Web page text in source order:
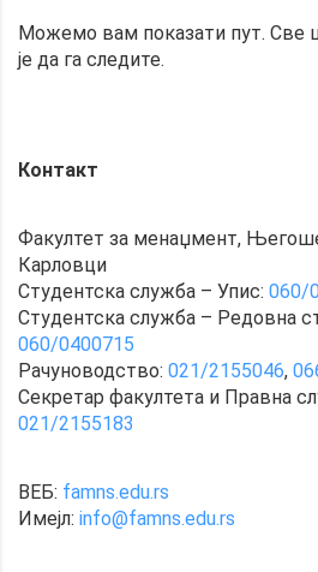
Можемо вам показати пут. Све
је да га следите.
Контакт
Факултет за менаџмент,
Карловци
Студентска служба – Упис: 060/
Студентска служба – Редовна
060/0400715
Рачуноводство: 021/2155046,
Секретар факултета и Правна
021/2155183
ВЕБ: famns.edu.rs
Имејл: info@famns.edu.rs